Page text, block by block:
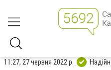
11:27, 27 червня 2022 р.